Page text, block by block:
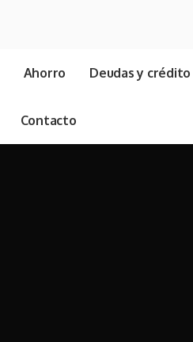
Ahorro Deudas y crédito
Contacto